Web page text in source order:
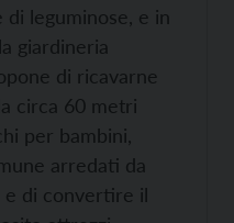
di leguminose, e in
giardineria
di ricavarne
circa 60 metri
per bambini,
arredati da
e di convertire il